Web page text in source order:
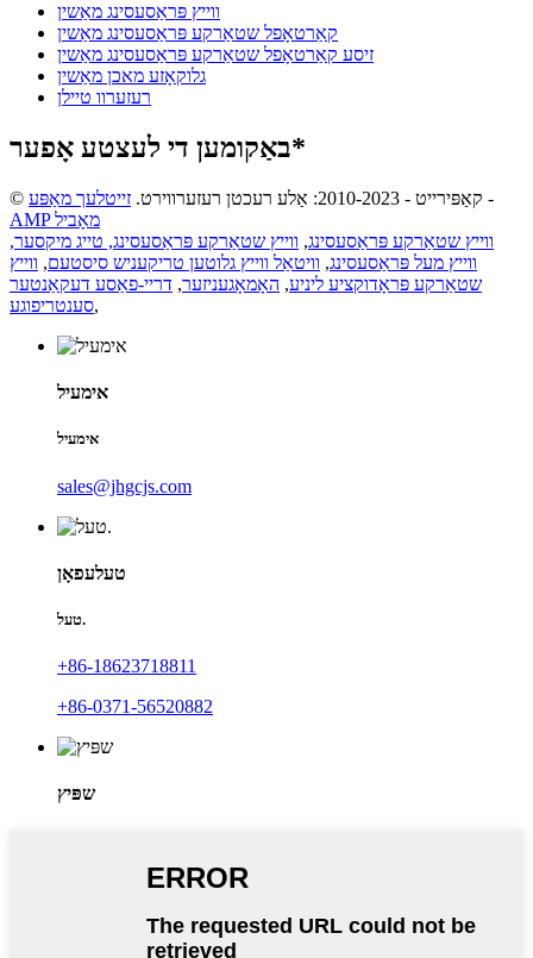
ווייץ פּראַסעסינג מאַשין
קאַרטאָפל שטאַרקע פּראַסעסינג מאַשין
זיסע קאַרטאָפל שטאַרקע פּראַסעסינג מאַשין
גלוקאָזע מאכן מאַשין
רעזערוו טיילן
באַקומען די לעצטע אָפער*
© קאַפּירייט - 2010-2023: אַלע רעכטן רעזערווירט. זייטלעך מאַפּע
-
AMP מאָביל
ווייץ שטאַרקע פּראַסעסינג, ווייץ שטאַרקע פּראַסעסינג, טייג מיקסער,
ווייץ מעל פּראַסעסינג, וויטאַל ווייץ גלוטען טריקעניש סיסטעם, ווייץ
שטאַרקע פּראָדוקציע ליניע, האָמאָגעניזער, דריי-פאַסע דעקאַנטער
סענטריפוגע,
אימעיל
אימעיל
sales@jhgcjs.com
טעלעפאָן
טעל.
+86-18623718811
+86-0371-56520882
שפּיץ